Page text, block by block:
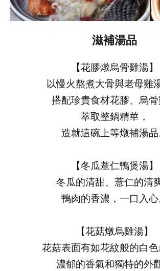
滋補湯品
【花膠燉烏骨雞湯】
以慢火熬煮大骨與老母雞
搭配珍貴食材花膠、烏骨
萃取整鍋精華，
造就這碗上等燉補湯品
【冬瓜薏仁鴨煲湯】
冬瓜的清甜、薏仁的清爽
鴨肉的香濃，一口入心
【花菇燉烏雞湯】
花菇表面有如花紋般的白色
濃郁的香氣和獨特的外